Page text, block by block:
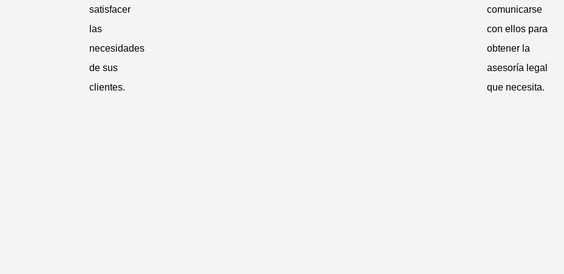
satisfacer
las
necesidades
de sus
clientes.
comunicarse
con ellos para
obtener la
asesoría legal
que necesita.